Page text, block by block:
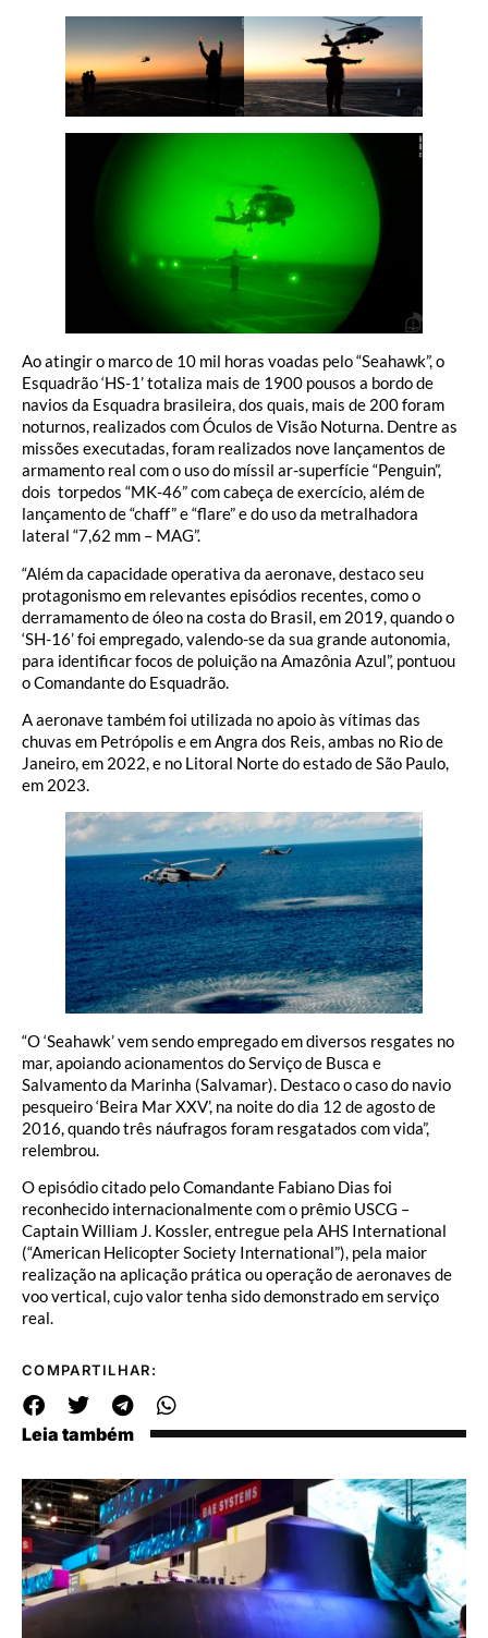
Ao atingir o marco de 10 mil horas voadas pelo “Seahawk”, o
Esquadrão ‘HS-1’ totaliza mais de 1900 pousos a bordo de
navios da Esquadra brasileira, dos quais, mais de 200 foram
noturnos, realizados com Óculos de Visão Noturna. Dentre as
missões executadas, foram realizados nove lançamentos de
armamento real com o uso do míssil ar-superfície “Penguin”,
dois torpedos “MK-46” com cabeça de exercício, além de
lançamento de “chaff” e “flare” e do uso da metralhadora
lateral “7,62 mm – MAG”.
“Além da capacidade operativa da aeronave, destaco seu
protagonismo em relevantes episódios recentes, como o
derramamento de óleo na costa do Brasil, em 2019, quando o
‘SH-16’ foi empregado, valendo-se da sua grande autonomia,
para identificar focos de poluição na Amazônia Azul”, pontuou
o Comandante do Esquadrão.
A aeronave também foi utilizada no apoio às vítimas das
chuvas em Petrópolis e em Angra dos Reis, ambas no Rio de
Janeiro, em 2022, e no Litoral Norte do estado de São Paulo,
em 2023.
“O ‘Seahawk’ vem sendo empregado em diversos resgates no
mar, apoiando acionamentos do Serviço de Busca e
Salvamento da Marinha (Salvamar). Destaco o caso do navio
pesqueiro ‘Beira Mar XXV’, na noite do dia 12 de agosto de
2016, quando três náufragos foram resgatados com vida”,
relembrou.
O episódio citado pelo Comandante Fabiano Dias foi
reconhecido internacionalmente com o prêmio USCG –
Captain William J. Kossler, entregue pela AHS International
(“American Helicopter Society International”), pela maior
realização na aplicação prática ou operação de aeronaves de
voo vertical, cujo valor tenha sido demonstrado em serviço
real.
COMPARTILHAR:
Leia também